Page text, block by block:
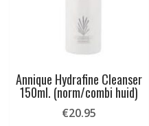
Annique Hydrafine Cleanser
150ml. (norm/combi huid)
€20.95